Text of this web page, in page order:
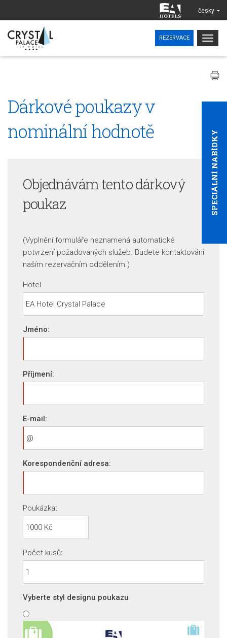
česky
REZERVACE
SPECIÁLNÍ NABÍDKY
Dárkové poukazy v
nominální hodnotě
Objednávám tento dárkový
poukaz
(Vyplnění formuláře neznamená automatické
potvrzení požadovaných služeb. Budete kontaktováni
naším rezervačním oddělením.)
Hotel
Jméno:
Příjmení:
E-mail:
Korespondenční adresa:
Poukázka:
Počet kusů:
Vyberte styl designu poukazu